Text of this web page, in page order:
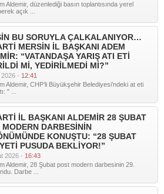
Aldemir, düzenlediği basın toplantısında yerel
açık ...
BU SORUYLA ÇALKALANIYOR…
MERSİN İL BAŞKANI ADEM
“VATANDAŞA YARIŞ ATI ETİ
Mİ, YEDİRİLMEDİ Mİ?”
- 12:41
Aldemir, CHP’li Büyükşehir Belediyesi’ndeki at eti
" ...
İL BAŞKANI ALDEMİR 28 ŞUBAT
MODERN DARBESİNİN
KONUŞTU: “28 ŞUBAT
PUSUDA BEKLİYOR!”
2026 - 16:43
Aldemir, 28 Şubat post modern darbesinin 29.
Darbe ...